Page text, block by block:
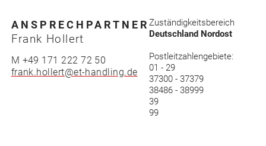
ANSPRECHPARTNER
Frank Hollert
M +49 171 222 72 50
frank.hollert@et-handling.de
Zuständigkeitsbereich
Deutschland Nordost
Postleitzahlengebiete:
01 - 29
37300 - 37379
38486 - 38999
39
99